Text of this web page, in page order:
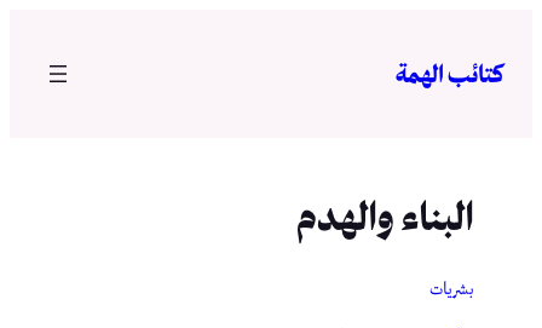
المحتوى
كتائب الهمة
البناء والهدم
بشريات